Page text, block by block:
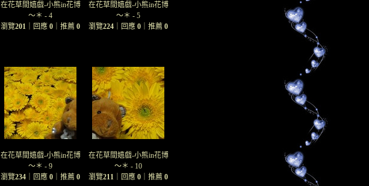
在花草間嬉戲-小熊in花博
～＊ - 4
瀏覽201 ｜回應 0 ｜推薦 0
在花草間嬉戲-小熊in花博
～＊ - 5
瀏覽224 ｜回應 0 ｜推薦 0
在花草間嬉戲-小熊in花博
～＊ - 9
瀏覽234 ｜回應 0 ｜推薦 0
在花草間嬉戲-小熊in花博
～＊ - 10
瀏覽211 ｜回應 0 ｜推薦 0